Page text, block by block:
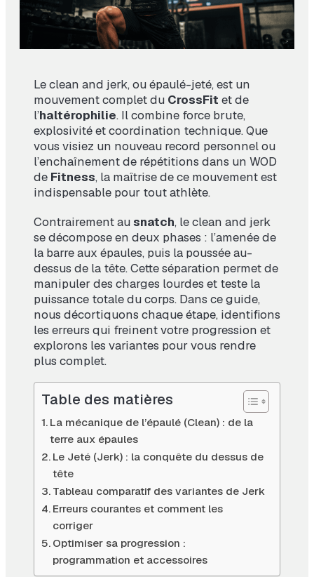
Le clean and jerk, ou épaulé-jeté, est un
mouvement complet du CrossFit et de
l’haltérophilie. Il combine force brute,
explosivité et coordination technique. Que
vous visiez un nouveau record personnel ou
l’enchaînement de répétitions dans un WOD
de Fitness, la maîtrise de ce mouvement est
indispensable pour tout athlète.
Contrairement ausnatch, le clean and jerk
se décompose en deux phases : l’amenée de
la barre aux épaules, puis la poussée au-
dessus de la tête. Cette séparation permet de
manipuler des charges lourdes et teste la
puissance totale du corps. Dans ce guide,
nous décortiquons chaque étape, identifions
les erreurs qui freinent votre progression et
explorons les variantes pour vous rendre
plus complet.
Table des matières
La mécanique de l’épaulé (Clean) : de la
terre aux épaules
Le Jeté (Jerk) : la conquête du dessus de
tête
Tableau comparatif des variantes de Jerk
Erreurs courantes et comment les
corriger
Optimiser sa progression :
programmation et accessoires